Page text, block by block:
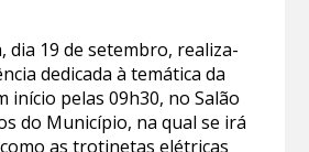
dia 19 de setembro, realiza-
dedicada à temática da
início pelas 09h30, no Salão
do Município, na qual se irá
as trotinetas elétricas